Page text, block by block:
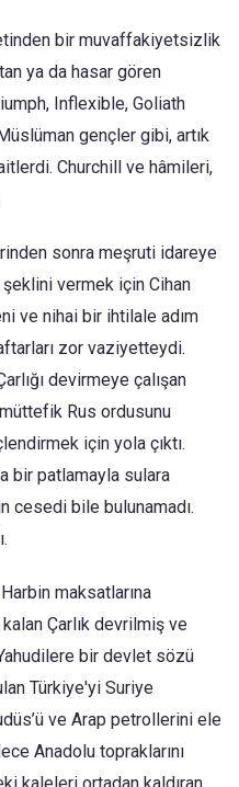
bir muvaffakiyetsizlik
ya da hasar gören
Inflexible, Goliath
gençler gibi, artık
Churchill ve hâmileri,
sonra meşruti idareye
vermek için Cihan
ve nihai bir ihtilale adım
zor vaziyetteydi.
devirmeye çalışan
Rus ordusunu
için yola çıktı.
bir patlamayla sulara
cesedi bile bulunamadı.
maksatlarına
kalan Çarlık devrilmiş ve
bir devlet sözü
Türkiye'yi Suriye
ve Arap petrollerini ele
Anadolu topraklarını